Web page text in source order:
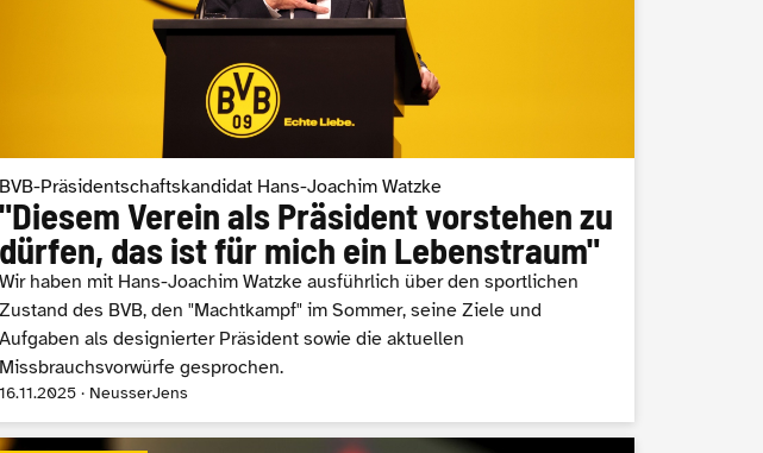
BVB-Präsidentschaftskandidat Hans-Joachim Watzke
"Diesem Verein als Präsident vorstehen zu
dürfen, das ist für mich ein Lebenstraum"
Wir haben mit Hans-Joachim Watzke ausführlich über den sportlichen
Zustand des BVB, den "Machtkampf" im Sommer, seine Ziele und
Aufgaben als designierter Präsident sowie die aktuellen
Missbrauchsvorwürfe gesprochen.
16.11.2025 · NeusserJens